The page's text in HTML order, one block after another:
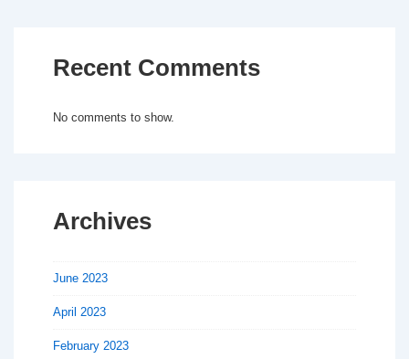
Recent Comments
No comments to show.
Archives
June 2023
April 2023
February 2023